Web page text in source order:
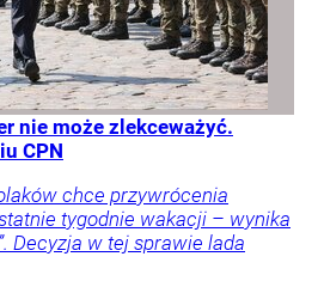
nie może zlekceważyć.
CPN
chce przywrócenia
tygodnie wakacji – wynika
Decyzja w tej sprawie lada